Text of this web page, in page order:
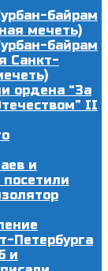
байрам
мечеть)
байрам
Санкт-
ордена “За
II
и
Петербурга
и